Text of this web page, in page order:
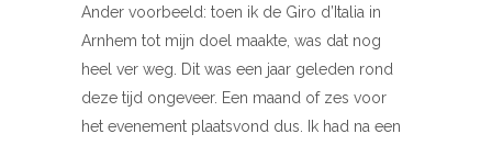
Ander voorbeeld: toen ik de Giro d’Italia in
Arnhem tot mijn doel maakte, was dat nog
heel ver weg. Dit was een jaar geleden rond
deze tijd ongeveer. Een maand of zes voor
het evenement plaatsvond dus. Ik had na een